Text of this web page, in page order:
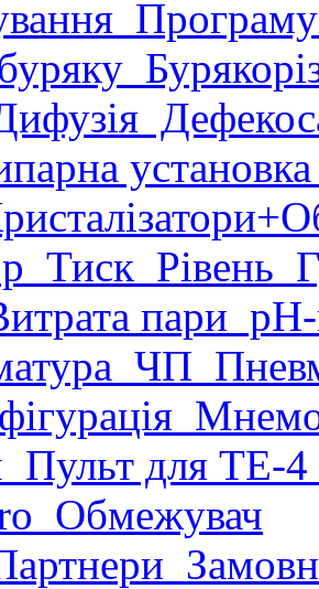
Тиск Рівень
пари
ЧП
Пульт для ТЕ-4
Обмежувач